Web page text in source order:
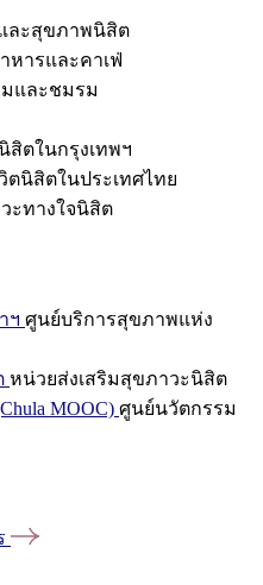
ละสุขภาพนิสิต
หารและคาเฟ่
และชมรม
สิตในกรุงเทพฯ
ตนิสิตในประเทศไทย
ะทางใจนิสิต
ฯ ศูนย์บริการสุขภาพแห่ง
หน่วยส่งเสริมสุขภาวะนิสิต
MOOC) ศูนย์นวัตกรรม